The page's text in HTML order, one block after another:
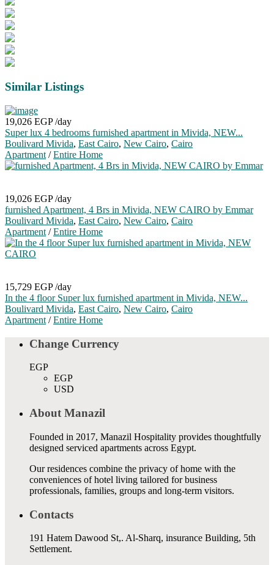
Similar Listings
19,026 EGP/day
Super lux 4 bedrooms furnished apartment in Mivida, NEW...
Boulivard Mivida, East Cairo, New Cairo, Cairo
Apartment /Entire Home
19,026 EGP/day
furnished Apartment, 4 Brs in Mivida, NEW CAIRO by Emmar
Boulivard Mivida, East Cairo, New Cairo, Cairo
Apartment /Entire Home
15,729 EGP/day
In the 4 floor Super lux furnished apartment in Mivida, NEW...
Boulivard Mivida, East Cairo, New Cairo, Cairo
Apartment /Entire Home
Change Currency
EGP
EGP
USD
About Manazil
Founded in 2017, Manazil Hospitality provides thoughtfully
designed serviced apartments across Egypt.
Our residences combine the privacy of home with the
conveniences of hotel living tailored for business
professionals, families, groups and long-term visitors.
Contacts
191 Hatem Dawood St,. Al-Sharq, insurance Building, 5th
Settlement.